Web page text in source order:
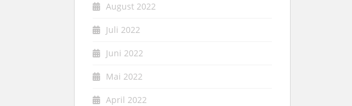
August 2022
Juli 2022
Juni 2022
Mai 2022
April 2022